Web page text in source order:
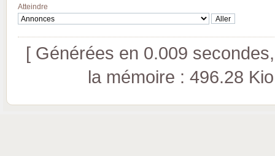
Atteindre
[ Générées en 0.009
la mémoire : 496.28